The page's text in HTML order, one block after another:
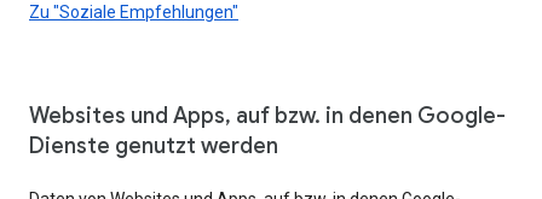
Zu "Soziale Empfehlungen"
Websites und Apps, auf bzw. in denen Google-
Dienste genutzt werden